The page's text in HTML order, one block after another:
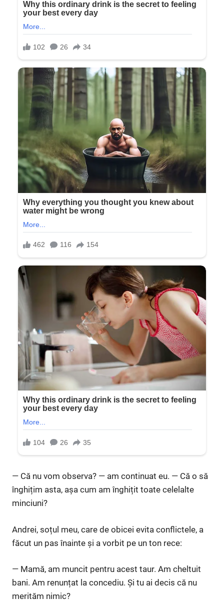
— Că nu vom observa? — am continuat eu. — Că o să
înghițim asta, așa cum am înghițit toate celelalte
minciuni?
Andrei, soțul meu, care de obicei evita conflictele, a
făcut un pas înainte și a vorbit pe un ton rece:
— Mamă, am muncit pentru acest taur. Am cheltuit
bani. Am renunțat la concediu. Și tu ai decis că nu
merităm nimic?